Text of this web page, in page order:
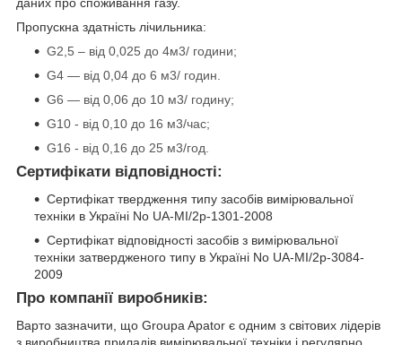
даних про споживання газу.
Пропускна здатність лічильника:
G2,5 – від 0,025 до 4м3/ години;
G4 — від 0,04 до 6 м3/ годин.
G6 — від 0,06 до 10 м3/ годину;
G10 - від 0,10 до 16 м3/час;
G16 - від 0,16 до 25 м3/год.
Сертифікати відповідності:
Сертифікат твердження типу засобів вимірювальної
техніки в Україні No UA-MI/2p-1301-2008
Сертифікат відповідності засобів з вимірювальної
техніки затвердженого типу в Україні No UA-MI/2p-3084-
2009
Про компанії виробників:
Варто зазначити, що Groupa Apator є одним з світових лідерів